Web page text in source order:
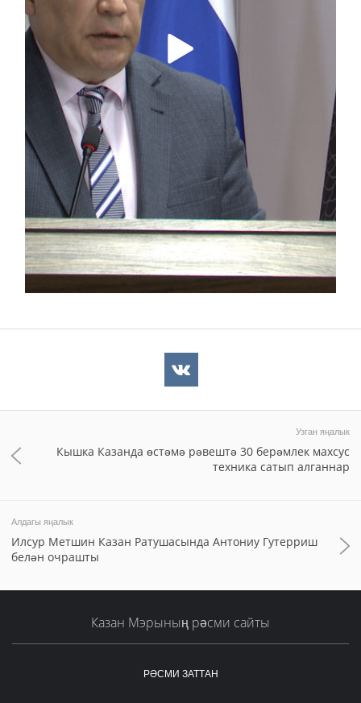
Узган яңалык
Кышка Казанда өстәмә рәвештә 30 берәмлек махсус
техника сатып алганнар
Алдагы яңалык
Илсур Метшин Казан Ратушасында Антониу Гутерриш
белән очрашты
Казан Мэрының рәсми сайты
РӘСМИ ЗАТТАН